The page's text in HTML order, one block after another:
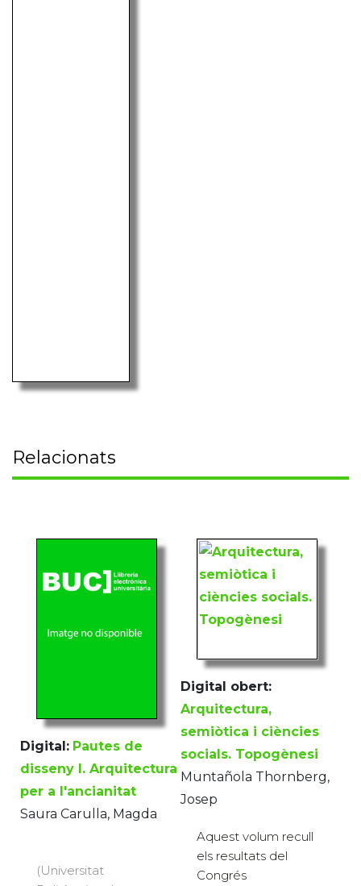
Relacionats
Digital: Pautes de
disseny I. Arquitectura
per a l'ancianitat
Saura Carulla, Magda
(Universitat
Digital obert:
Arquitectura,
semiòtica i ciències
socials. Topogènesi
Muntañola Thornberg,
Josep
Aquest volum recull
els resultats del
Congrés